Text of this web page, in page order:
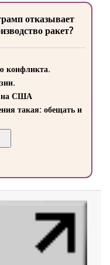
отказывает
ракет?
конфликта.
на США
такая: обещать и